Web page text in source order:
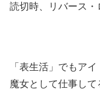
読切時、リバース・
「表生活」でもア
魔女として仕事し